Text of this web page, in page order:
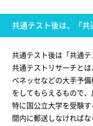
共通テスト後は、「共
共通テスト後は「共通テ
共通テストリサーチと
ベネッセなどの大手予
をしてもらえるもので
特に国公立大学を受験
間内に郵送しなければ